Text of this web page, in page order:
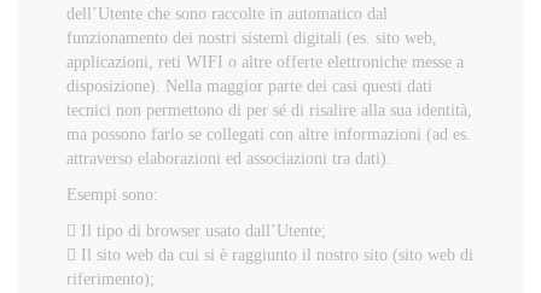
dell’Utente che sono raccolte in automatico dal
funzionamento dei nostri sistemi digitali (es. sito web,
applicazioni, reti WIFI o altre offerte elettroniche messe a
disposizione). Nella maggior parte dei casi questi dati
tecnici non permettono di per sé di risalire alla sua identità,
ma possono farlo se collegati con altre informazioni (ad es.
attraverso elaborazioni ed associazioni tra dati).
Esempi sono:
 Il tipo di browser usato dall’Utente;
 Il sito web da cui si è raggiunto il nostro sito (sito web di
riferimento);